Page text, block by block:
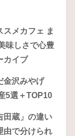
スメカフェ ま
味しさで心豊
カイブ
金沢みやげ
5選＋TOP10
田蔵」の違い
由で分けられ